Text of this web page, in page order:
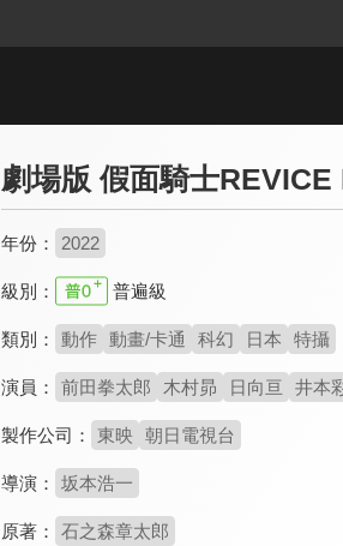
劇場版 假面騎士
年份： 2022
級別： 普遍級
類別： 動作 動畫/卡通 科幻 日本 特攝
演員： 前田拳太郎 木村昴 日向亘 井本
製作公司： 東映 朝日電視台
導演： 坂本浩一
原著： 石之森章太郎